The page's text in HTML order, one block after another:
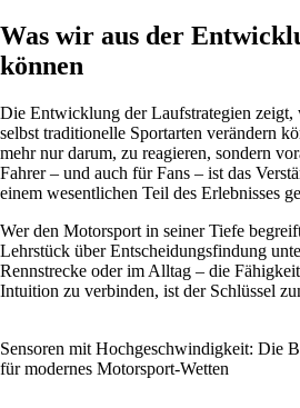
Was wir aus der
können
Die Entwicklung der Laufstrategien
selbst traditionelle Sportarten verändern
mehr nur darum, zu reagieren, sondern
Fahrer – und auch für Fans – ist das
einem wesentlichen Teil des Erlebnisses
Wer den Motorsport in seiner Tiefe
Lehrstück über Entscheidungsfindung
Rennstrecke oder im Alltag – die
Intuition zu verbinden, ist der Schlüssel
Sensoren mit Hochgeschwindigkeit: Die
für modernes Motorsport-Wetten